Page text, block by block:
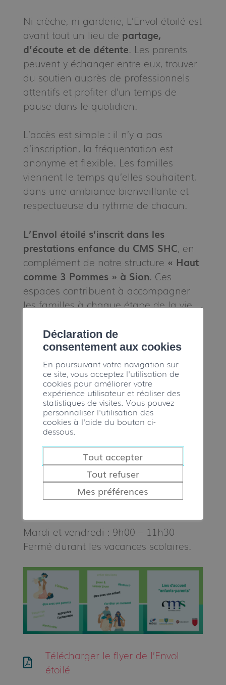
Ni crèche, ni garderie, L’Envol étoilé est
avant tout un lieu de partage,
d’écoute et de détente. Les parents
peuvent y échanger entre eux, trouver
du soutien auprès de professionnels
attentifs et profiter d’un temps de
pause dans le quotidien.
L’accès est simple : il n’y a pas
d’inscription, la fréquentation est
anonyme et flexible. Les familles
viennent le temps qu’elles souhaitent,
dans une ambiance bienveillante et
respectueuse du rythme de chacun.
L’Envol étoilé s’inscrit dans les
prestations enfance du CMS SHC, en
complément de notre structure « Haut
comme 3 Pommes » à Sion. Ces
espaces contribuent à accompagner
les familles à chaque étape de la vie,
renforcent le tissu social local en
favorisant les rencontres.
Infos utiles :
L’Envol étoilé
Rue du Stade 3
1965 Savièse – Salle paroissiale (entrée
Une contribution de CHF 2.– est
suggérée.
Mardi et vendredi : 9h00 – 11h30
Fermé durant les vacances scolaires.
Télécharger le flyer de l’Envol
étoilé
Déclaration de
consentement aux cookies
En poursuivant votre navigation sur
ce site, vous acceptez l'utilisation de
cookies pour améliorer votre
expérience utilisateur et réaliser des
statistiques de visites. Vous pouvez
personnaliser l'utilisation des
cookies à l'aide du bouton ci-
dessous.
Tout accepter
Tout refuser
Mes préférences